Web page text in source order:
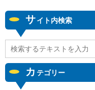
サイト内検索
カ テゴリー